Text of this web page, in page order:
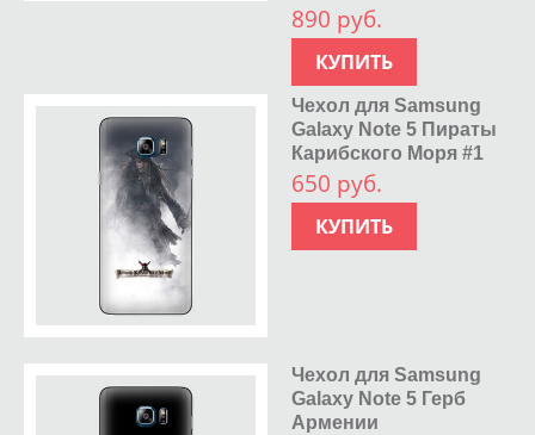
890 руб.
КУПИТЬ
Чехол для Samsung
Galaxy Note 5 Пираты
Карибского Моря #1
650 руб.
КУПИТЬ
Чехол для Samsung
Galaxy Note 5 Герб
Армении